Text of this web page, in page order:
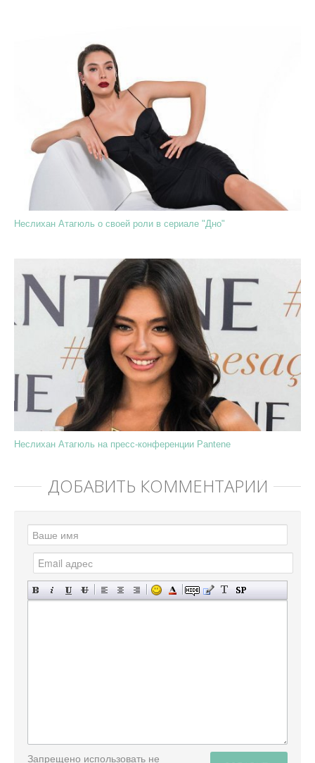
Неслихан Атагюль о своей роли в сериале "Дно"
Неслихан Атагюль на пресс-конференции Pantene
ДОБАВИТЬ КОММЕНТАРИЙ
Запрещено использовать не